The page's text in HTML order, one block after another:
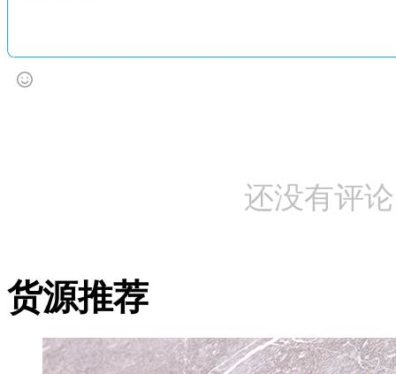
还没有评
货源推荐